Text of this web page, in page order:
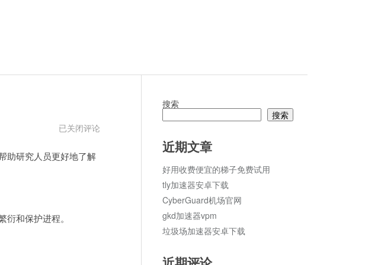
考
速
已关闭评论
助研究人员更好地了解
和保护进程。
搜索
搜索
近期文章
好用收费便宜的梯子免费试用
tly加速器安卓下载
CyberGuard机场官网
gkd加速器vpm
垃圾场加速器安卓下载